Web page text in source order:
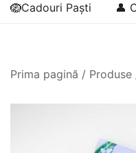
🪺Cadouri Paști 👤
Prima pagină / Produse